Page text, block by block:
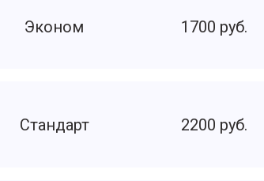
Эконом 1700 руб.
Стандарт 2200 руб.